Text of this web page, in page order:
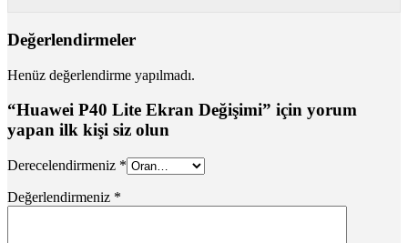
Değerlendirmeler
Henüz değerlendirme yapılmadı.
“Huawei P40 Lite Ekran Değişimi” için yorum
yapan ilk kişi siz olun
Derecelendirmeniz *
Değerlendirmeniz *